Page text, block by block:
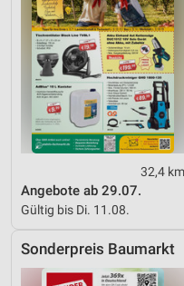
32,4 km
Angebote ab 29.07.
Gültig bis Di. 11.08.
Sonderpreis Baumarkt
Notwendig
Performance
Funktional
Werbung